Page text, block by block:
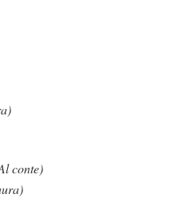
conte)